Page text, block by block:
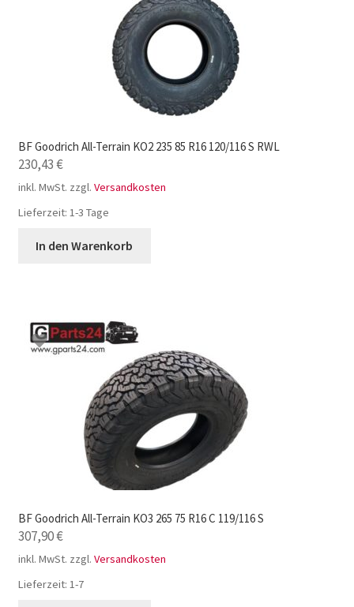
BF Goodrich All-Terrain KO2 235 85 R16 120/116 S RWL
230,43€
inkl. MwSt. zzgl. Versandkosten
Lieferzeit: 1-3 Tage
In den Warenkorb
BF Goodrich All-Terrain KO3 265 75 R16 C 119/116 S
307,90€
inkl. MwSt. zzgl. Versandkosten
Lieferzeit: 1-7